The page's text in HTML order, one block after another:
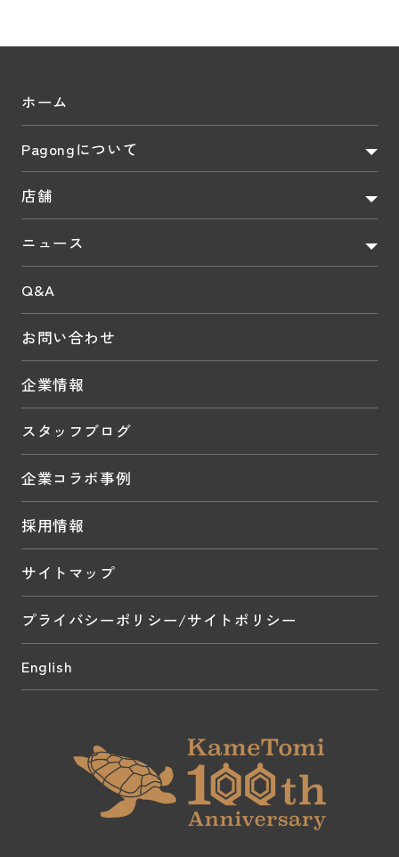
ホーム
Pagongについて
店舗
ニュース
Q&A
お問い合わせ
企業情報
スタッフブログ
企業コラボ事例
採用情報
サイトマップ
プライバシーポリシー/サイトポリシー
English